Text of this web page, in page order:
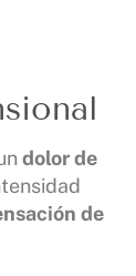
dolor de
de